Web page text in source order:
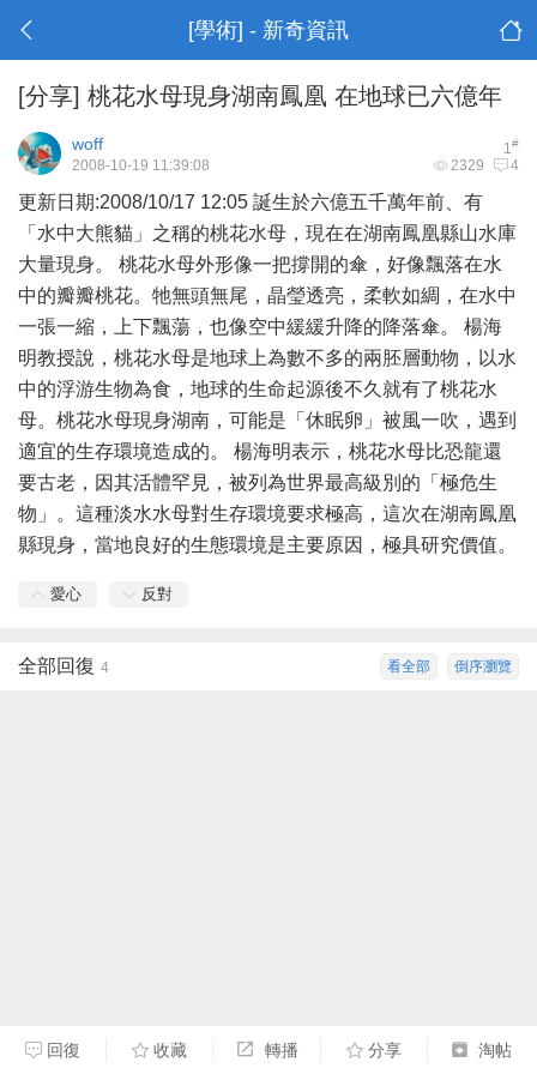
[學術] - 新奇資訊
[分享] 桃花水母現身湖南鳳凰 在地球已六億年
1#
woff
2329 4
2008-10-19 11:39:08
更新日期:2008/10/17 12:05 誕生於六億五千萬年前、有
「水中大熊貓」之稱的桃花水母 ，現在在湖南鳳凰縣山水庫
大量現身。 桃花水母外形像一把撐開的傘，好像飄落在水
中的瓣瓣桃花。牠無頭無尾，晶瑩透亮，柔軟如綢，在水中
一張一縮，上下飄蕩，也像空中緩緩升降的降落傘。 楊海
明教授說，桃花水母是地球上為數不多的兩胚層動物，以水
中的浮游生物為食，地球的生命起源後不久就有了桃花水
母。桃花水母現身湖南，可能是「休眠卵」被風一吹，遇到
適宜的生存環境造成的。 楊海明表示，桃花水母比恐龍還
要古老，因其活體罕見，被列為世界最高級別的「極危生
物」。這種淡水水母對生存環境要求極高，這次在湖南鳳凰
縣現身，當地良好的生態環境是主要原因，極具研究價值。
愛心 反對
倒序瀏覽
看全部
全部回復 4
回復 收藏 轉播 分享 淘帖